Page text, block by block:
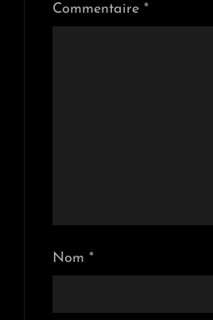
Commentaire *
Nom *